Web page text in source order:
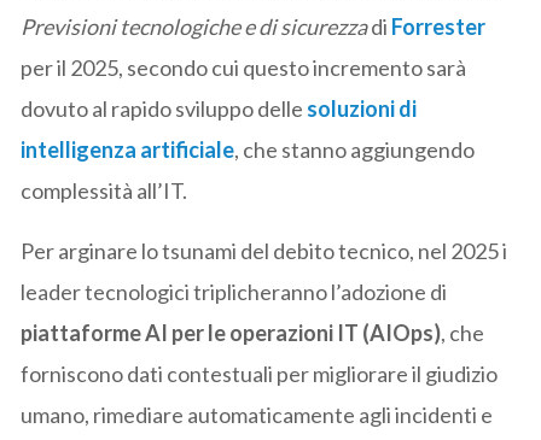
Previsioni tecnologiche e di sicurezzadi Forrester
per il 2025, secondo cui questo incremento sarà
dovuto al rapido sviluppo delle soluzioni di
intelligenza artificiale, che stanno aggiungendo
complessità all’IT.
Per arginare lo tsunami del debito tecnico, nel 2025 i
leader tecnologici triplicheranno l’adozione di
piattaforme AI per le operazioni IT (AIOps), che
forniscono dati contestuali per migliorare il giudizio
umano, rimediare automaticamente agli incidenti e